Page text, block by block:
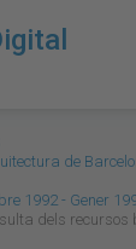
de
1992 - Gener
dels recursos